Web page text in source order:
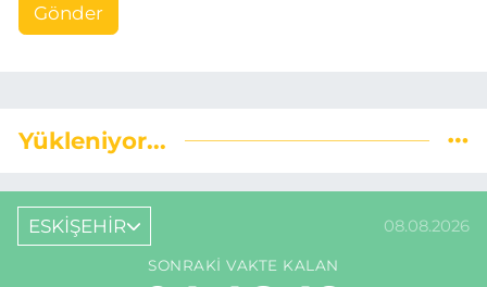
Gönder
Yükleniyor...
ESKİŞEHİR 08.08.2026
SONRAKI VAKTE KALAN